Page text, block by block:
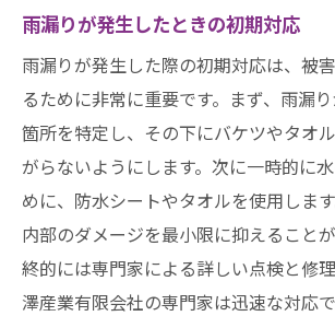
雨漏りが発生したときの初期対応
雨漏りが発生した際の初期対応は、被
るために非常に重要です。まず、雨漏
箇所を特定し、その下にバケツやタオ
がらないようにします。次に一時的に
めに、防水シートやタオルを使用します
内部のダメージを最小限に抑えること
終的には専門家による詳しい点検と修
澤産業有限会社の専門家は迅速な対応